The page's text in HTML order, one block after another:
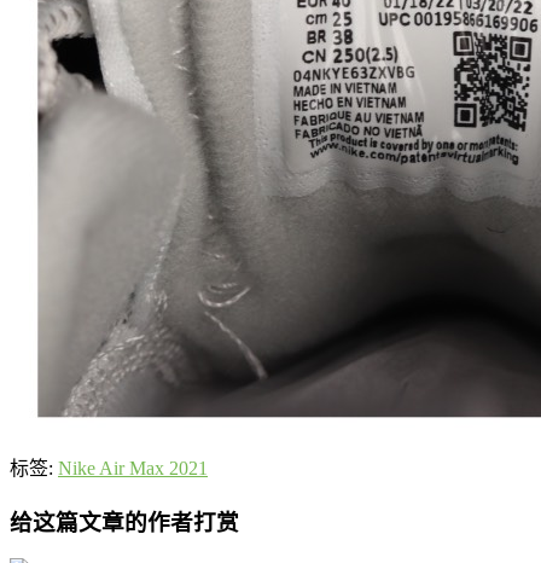
标签: Nike Air Max 2021
给这篇文章的作者打赏